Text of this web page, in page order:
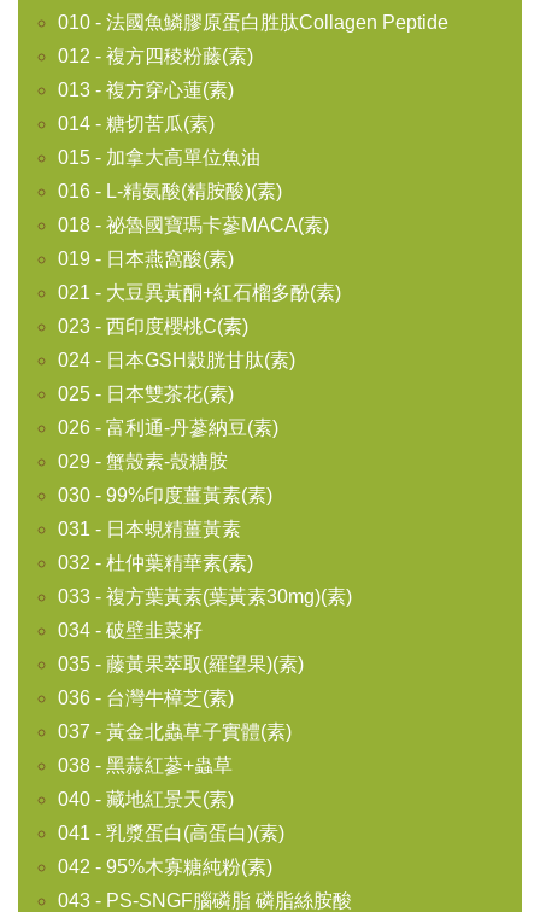
010 - 法國魚鱗膠原蛋白胜肽Collagen Peptide
012 - 複方四稜粉藤(素)
013 - 複方穿心蓮(素)
014 - 糖切苦瓜(素)
015 - 加拿大高單位魚油
016 - L-精氨酸(精胺酸)(素)
018 - 祕魯國寶瑪卡蔘MACA(素)
019 - 日本燕窩酸(素)
021 - 大豆異黃酮+紅石榴多酚(素)
023 - 西印度櫻桃C(素)
024 - 日本GSH穀胱甘肽(素)
025 - 日本雙茶花(素)
026 - 富利通-丹蔘納豆(素)
029 - 蟹殼素-殼糖胺
030 - 99%印度薑黃素(素)
031 - 日本蜆精薑黃素
032 - 杜仲葉精華素(素)
033 - 複方葉黃素(葉黃素30mg)(素)
034 - 破壁韭菜籽
035 - 藤黃果萃取(羅望果)(素)
036 - 台灣牛樟芝(素)
037 - 黃金北蟲草子實體(素)
038 - 黑蒜紅蔘+蟲草
040 - 藏地紅景天(素)
041 - 乳漿蛋白(高蛋白)(素)
042 - 95%木寡糖純粉(素)
043 - PS-SNGF腦磷脂 磷脂絲胺酸